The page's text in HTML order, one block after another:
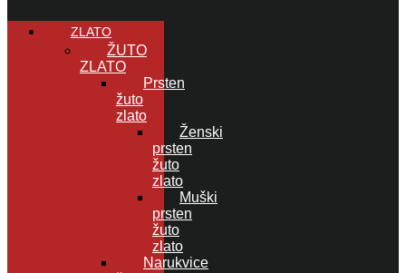
ZLATO
ŽUTO
ZLATO
Prsten
žuto
zlato
Ženski
prsten
žuto
zlato
Muški
prsten
žuto
zlato
Narukvice